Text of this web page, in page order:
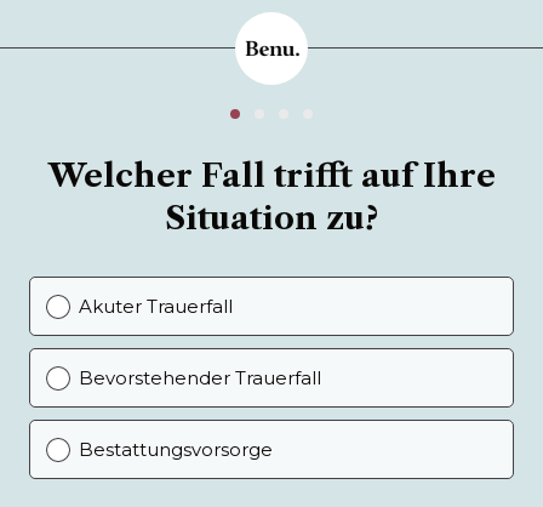
Welcher Fall trifft auf Ihre
Situation zu?
Akuter Trauerfall
Bevorstehender Trauerfall
Bestattungsvorsorge